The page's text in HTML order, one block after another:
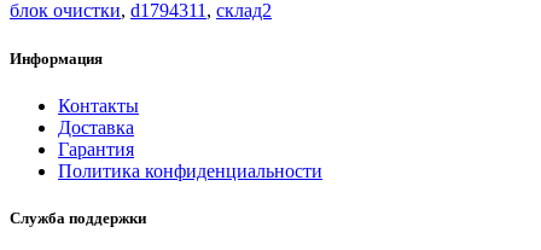
блок очистки, d1794311, склад2
Информация
Контакты
Доставка
Гарантия
Политика конфиденциальности
Служба поддержки